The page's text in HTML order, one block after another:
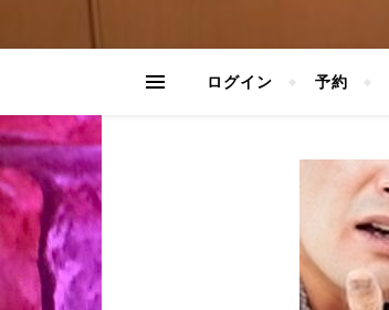
ログイン 予約